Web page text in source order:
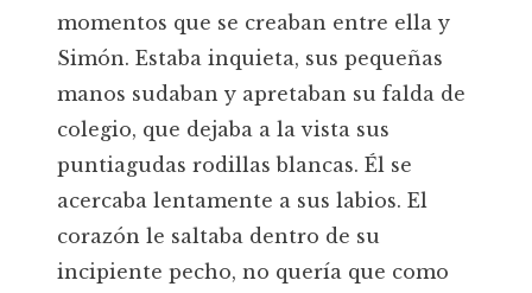
momentos que se creaban entre ella y
Simón. Estaba inquieta, sus pequeñas
manos sudaban y apretaban su falda de
colegio, que dejaba a la vista sus
puntiagudas rodillas blancas. Él se
acercaba lentamente a sus labios. El
corazón le saltaba dentro de su
incipiente pecho, no quería que como